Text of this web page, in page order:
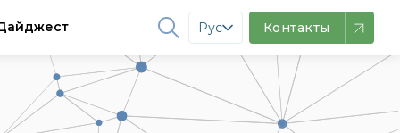
Рус Контакты